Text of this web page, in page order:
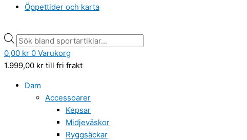
Öppettider och karta
0,00 kr 0 Varukorg
1.999,00 kr till fri frakt
Dam
Accessoarer
Kepsar
Midjeväskor
Ryggsäckar